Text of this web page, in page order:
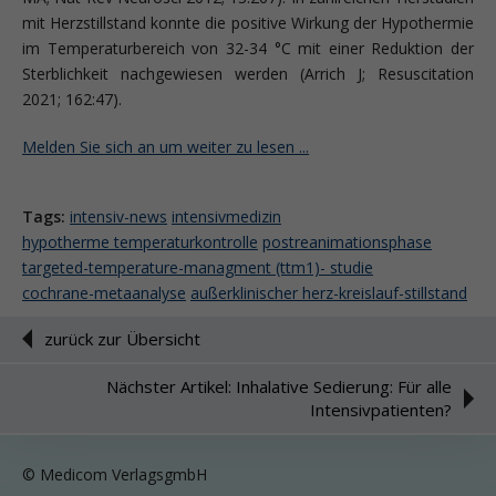
mit Herzstillstand konnte die positive Wirkung der Hypothermie
im Temperaturbereich von 32-34 °C mit einer Reduktion der
Sterblichkeit nachgewiesen werden (Arrich J; Resuscitation
2021; 162:47).
Melden Sie sich an um weiter zu lesen ...
Tags: intensiv-news intensivmedizin
hypotherme temperaturkontrolle postreanimationsphase
targeted-temperature-managment (ttm1)- studie
cochrane-metaanalyse außerklinischer herz-kreislauf-stillstand
zurück zur Übersicht
Nächster Artikel: Inhalative Sedierung: Für alle
Intensivpatienten?
© Medicom VerlagsgmbH